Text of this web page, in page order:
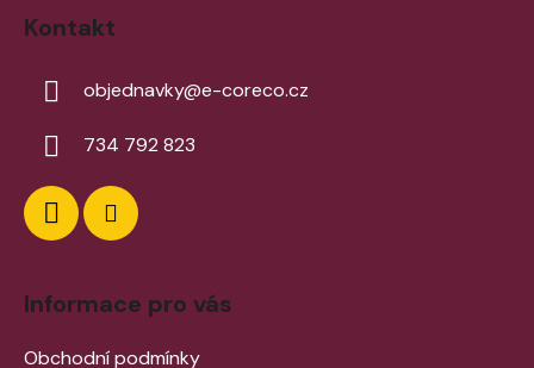
Kontakt
objednavky@e-coreco.cz
734 792 823
Informace pro vás
Obchodní podmínky